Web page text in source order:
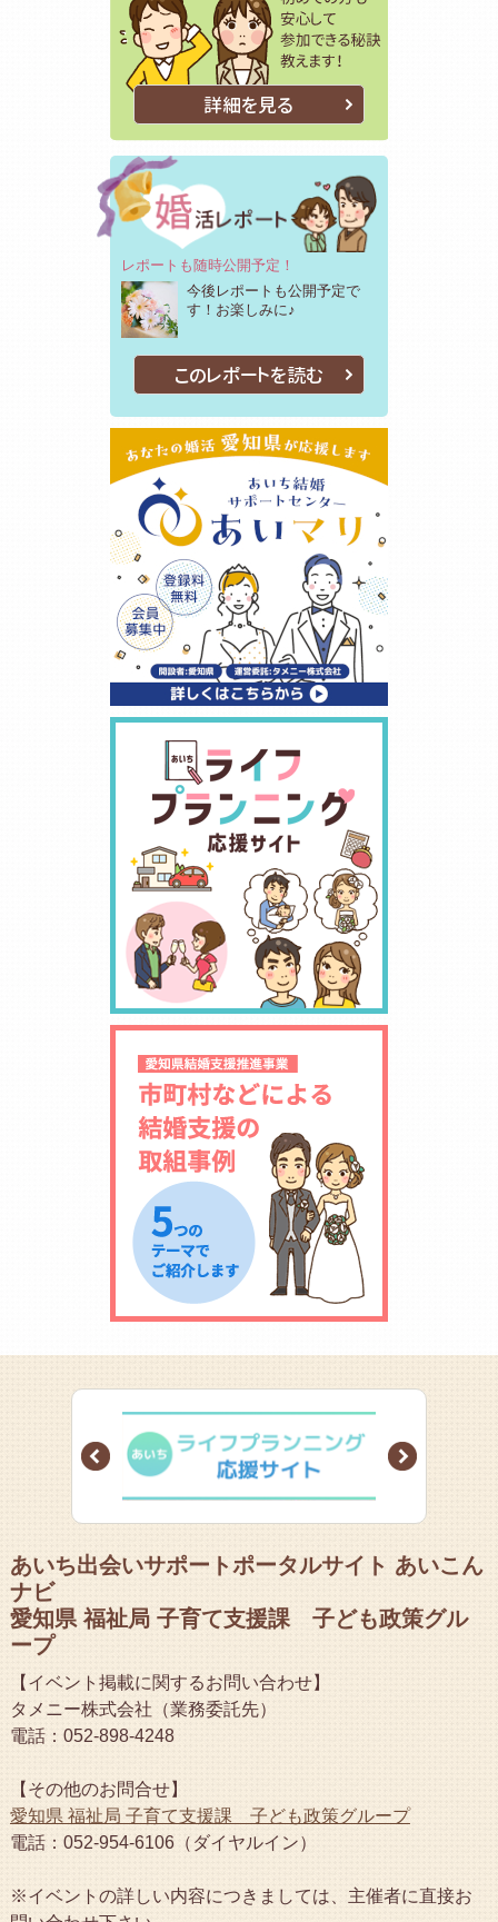
詳細を見る
レポートも随時公開予定！
今後レポートも公開予定で
す！お楽しみに♪
このレポートを読む
Prev Next
あいち出会いサポートポータルサイト あいこん
ナビ
愛知県 福祉局 子育て支援課 子ども政策グル
ープ
【イベント掲載に関するお問い合わせ】
タメニー株式会社（業務委託先）
電話：052-898-4248
【その他のお問合せ】
愛知県 福祉局 子育て支援課 子ども政策グループ
電話：052-954-6106（ダイヤルイン）
※イベントの詳しい内容につきましては、主催者に直接お